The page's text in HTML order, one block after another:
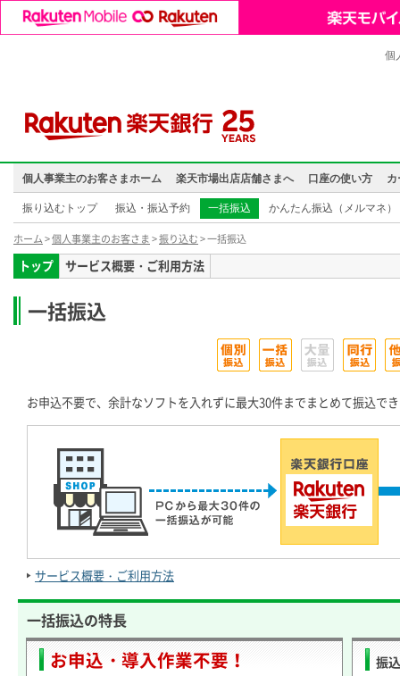
個
個人事業主のお客さまホーム 楽天市場出店店舗さまへ 口座の使い方 カ
振り込むトップ 振込・振込予約 一括振込 かんたん振込（メルマネ）
ホーム>個人事業主のお客さま>振り込む> 一括振込
トップ サービス概要・ご利用方法
一括振込
お申込不要で、余計なソフトを入れずに最大30件までまとめて振込で
サービス概要・ご利用方法
一括振込の特長
お申込・導入作業不要！ 振